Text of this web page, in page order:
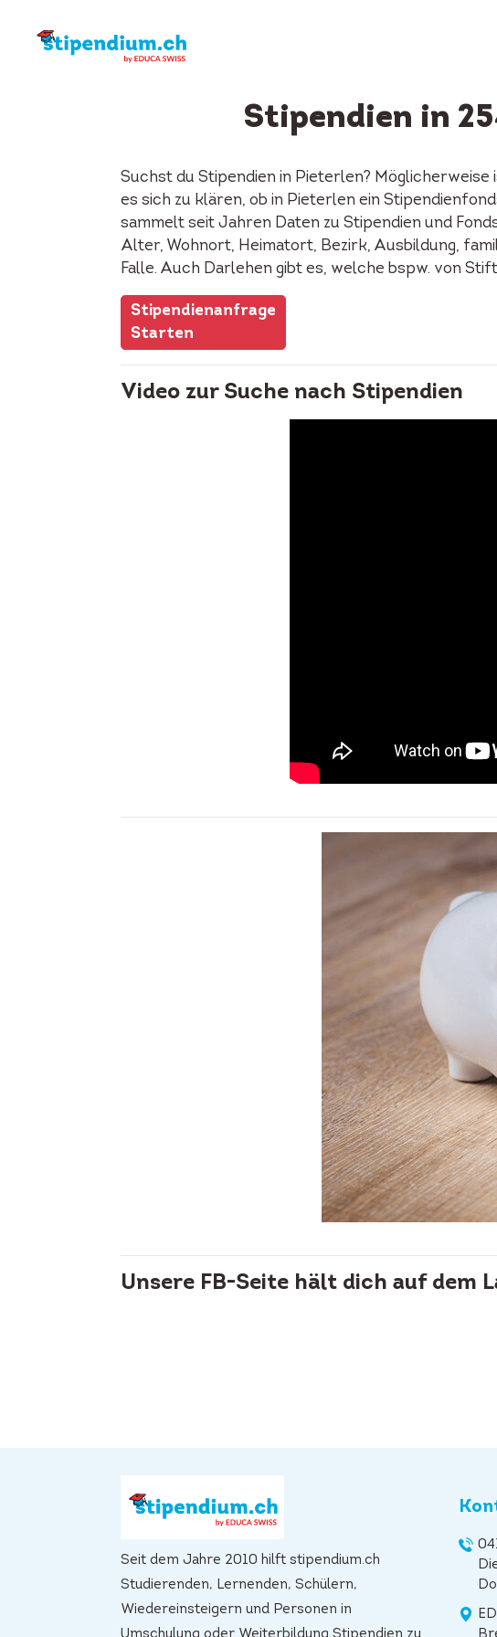
Stipendien in
Suchst du Stipendien in Pieterlen?
es sich zu klären, ob in Pieterlen ein
sammelt seit Jahren Daten zu Stipendien und
Alter, Wohnort, Heimatort, Bezirk, Ausbildung,
Falle. Auch Darlehen gibt es, welche bspw. von
Stipendienanfrage
Starten
Video zur Suche nach Stipendien
Unsere FB-Seite hält dich auf dem
Seit dem Jahre 2010 hilft stipendium.ch
Studierenden, Lernenden, Schülern,
Wiedereinsteigern und Personen in